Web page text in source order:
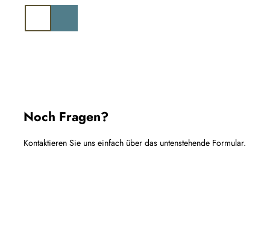
Noch Fragen?
Kontaktieren Sie uns einfach über das untenstehende Formular.